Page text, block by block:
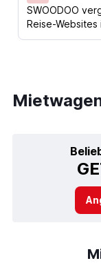
SWOODOO
Reise-